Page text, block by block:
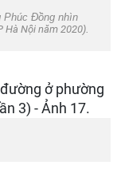
Phúc Đồng nhìn
Hà Nội năm 2020).